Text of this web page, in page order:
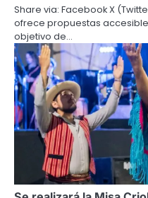
Share via: Facebook X
ofrece propuestas
objetivo de…